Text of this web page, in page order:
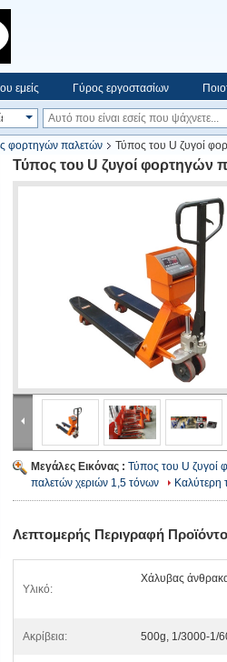
εμείς Γύρος εργοστασίων
φορτηγών παλετών
Τύπος του U ζυγοί
Τύπος του U ζυγοί φορτηγών
Μεγάλες Εικόνας : Τύπος του U ζυγοί
παλετών χεριών 1,5 τόνων
Καλύτερη
Λεπτομερής Περιγραφή
Υλικό:
Χάλυβας
Ακρίβεια: 500g, 1/3000-1/